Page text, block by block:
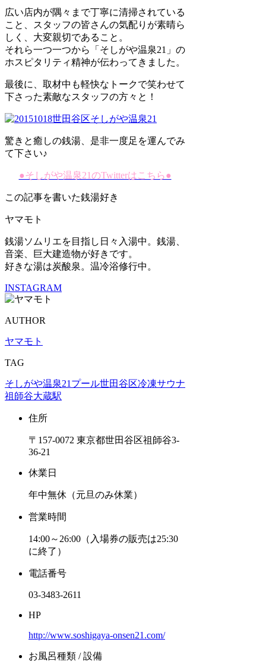
広い店内が隅々まで丁寧に清掃されている
こと、スタッフの皆さんの気配りが素晴ら
しく、大変親切であること。
それら一つ一つから「そしがや温泉21」の
ホスピタリティ精神が伝わってきました。
最後に、取材中も軽快なトークで笑わせて
下さった素敵なスタッフの方々と！
驚きと癒しの銭湯、是非一度足を運んでみ
て下さい♪
●そしがや温泉21のTwitterはこちら●
この記事を書いた銭湯好き
ヤマモト
銭湯ソムリエを目指し日々入湯中。銭湯、
音楽、巨大建造物が好きです。
好きな湯は炭酸泉。温冷浴修行中。
INSTAGRAM
AUTHOR
ヤマモト
TAG
そしがや温泉21 プール世田谷区冷凍サウナ
祖師谷大蔵駅
住所
〒157-0072 東京都世田谷区祖師谷3-
36-21
休業日
年中無休（元旦のみ休業）
営業時間
14:00～26:00（入場券の販売は25:30
に終了）
電話番号
03-3483-2611
HP
http://www.soshigaya-onsen21.com/
お風呂種類 / 設備